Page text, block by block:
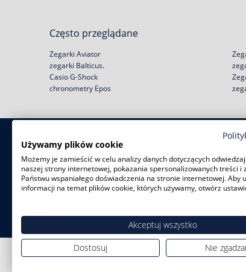
Często przeglądane
Zegarki Aviator
zegarki Balticus.
Casio G-Shock
chronometry Epos
Zakupy
Zwroty i wymiany
Negocjacja ceny
Rabat na start!
Reklamacje
Regulamin
Jak kupić na raty?
Zużyty sprzęt
Używamy plików cookie
Możemy je zamieścić w celu analizy danych dotyczących
naszej strony internetowej, pokazania spersonalizowanych treści i
Państwu wspaniałego doświadczenia na stronie internetowej. Aby
informacji na temat plików cookie, których używamy, otwórz
Akceptuj wszystko
Dostosuj
Nie